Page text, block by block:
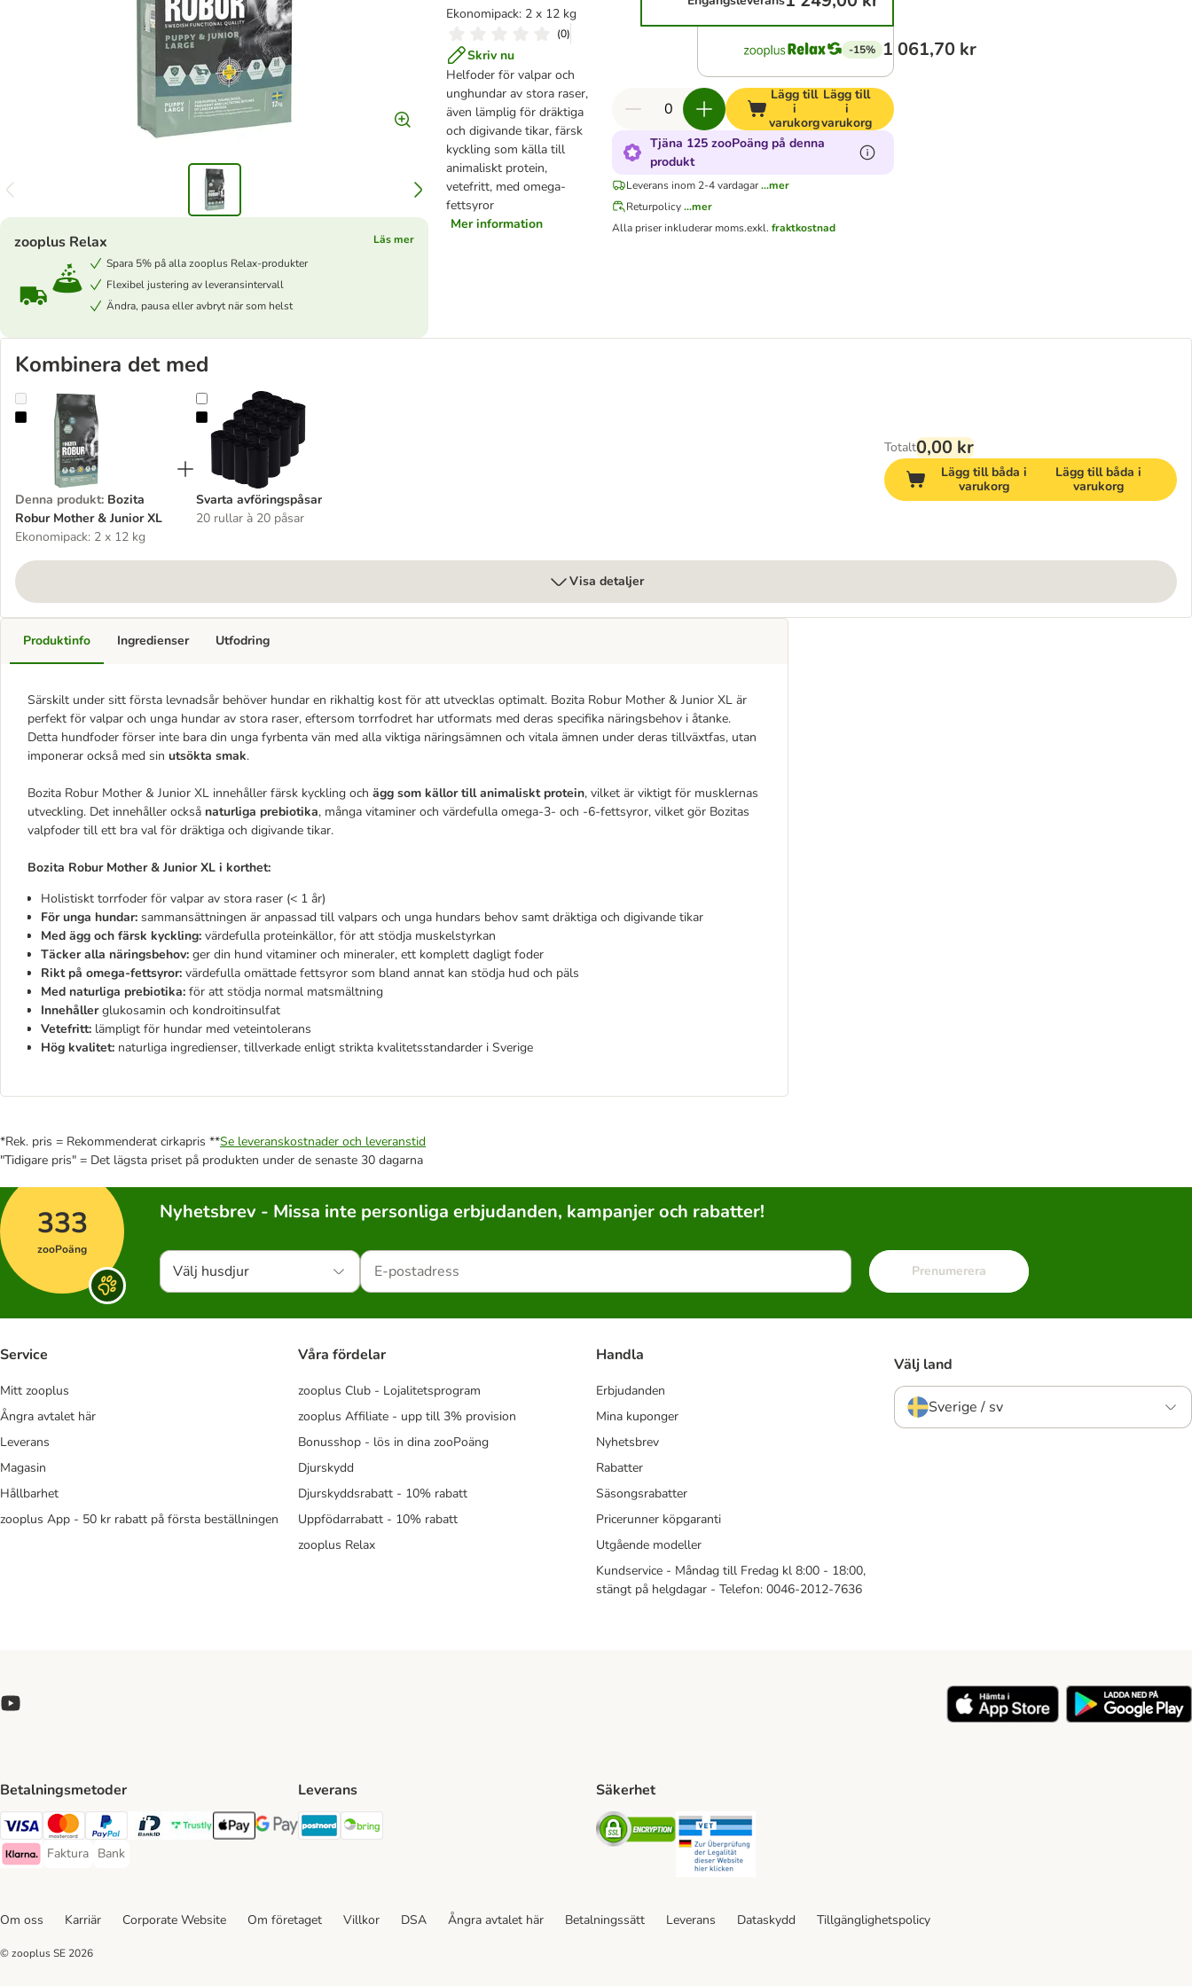
Ekonomipack: 2 x 12 kg
(0)
Skriv nu
Helfoder för valpar och
unghundar av stora raser,
även lämplig för dräktiga
och digivande tikar, färsk
kyckling som källa till
animaliskt protein,
vetefritt, med omega-
fettsyror
Mer information
zooplus Relax
Läs mer
Spara 5% på alla zooplus Relax-produkter
Flexibel justering av leveransintervall
Ändra, pausa eller avbryt när som helst
-15% 1 061,70 kr
Lägg till
i
varukorg
Lägg till
i
varukorg
Tjäna 125 zooPoäng på denna
produkt
Leverans inom 2-4 vardagar ...mer
Returpolicy ...mer
Alla priser inkluderar moms.exkl.fraktkostnad
Kombinera det med
Bozita Robur Mother & Junior XL
Denna produkt: Bozita
Robur Mother & Junior XL
Ekonomipack: 2 x 12 kg
Svarta avföringspåsar
Svarta avföringspåsar
20 rullar à 20 påsar
Totalt0,00 kr
Lägg till båda i
varukorg
Lägg till båda i
varukorg
Visa detaljer
Produktinfo
Särskilt under sitt första levnadsår behöver hundar en rikhaltig kost för att utvecklas optimalt. Bozita Robur Mother & Junior XL är
perfekt för valpar och unga hundar av stora raser, eftersom torrfodret har utformats med deras specifika näringsbehov i åtanke.
Detta hundfoder förser inte bara din unga fyrbenta vän med alla viktiga näringsämnen och vitala ämnen under deras tillväxtfas, utan
imponerar också med sin utsökta smak.
Bozita Robur Mother & Junior XL innehåller färsk kyckling och ägg som källor till animaliskt protein, vilket är viktigt för musklernas
utveckling. Det innehåller också naturliga prebiotika, många vitaminer och värdefulla omega-3- och -6-fettsyror, vilket gör Bozitas
valpfoder till ett bra val för dräktiga och digivande tikar.
Bozita Robur Mother & Junior XL i korthet:
Holistiskt torrfoder för valpar av stora raser (< 1 år)
För unga hundar: sammansättningen är anpassad till valpars och unga hundars behov samt dräktiga och digivande tikar
Med ägg och färsk kyckling: värdefulla proteinkällor, för att stödja muskelstyrkan
Täcker alla näringsbehov: ger din hund vitaminer och mineraler, ett komplett dagligt foder
Rikt på omega-fettsyror: värdefulla omättade fettsyror som bland annat kan stödja hud och päls
Med naturliga prebiotika: för att stödja normal matsmältning
Innehållerglukosamin och kondroitinsulfat
Vetefritt: lämpligt för hundar med veteintolerans
Hög kvalitet: naturliga ingredienser, tillverkade enligt strikta kvalitetsstandarder i Sverige
Ingredienser Utfodring
*Rek. pris = Rekommenderat cirkapris **Se leveranskostnader och leveranstid
"Tidigare pris" = Det lägsta priset på produkten under de senaste 30 dagarna
333
zooPoäng
Nyhetsbrev - Missa inte personliga erbjudanden, kampanjer och rabatter!
Välj husdjur Prenumerera
Service
Mitt zooplus
Ångra avtalet här
Leverans
Magasin
Hållbarhet
zooplus App - 50 kr rabatt på första beställningen
Våra fördelar
zooplus Club - Lojalitetsprogram
zooplus Affiliate - upp till 3% provision
Bonusshop - lös in dina zooPoäng
Djurskydd
Djurskyddsrabatt - 10% rabatt
Uppfödarrabatt - 10% rabatt
zooplus Relax
Handla
Erbjudanden
Mina kuponger
Nyhetsbrev
Rabatter
Säsongsrabatter
Pricerunner köpgaranti
Utgående modeller
Kundservice - Måndag till Fredag kl 8:00 - 18:00,
stängt på helgdagar - Telefon: 0046-2012-7636
Välj land
Sverige / sv
Betalningsmetoder
Visa Payment Method
Mastercard Payment Method
PayPal Payment Method
BankID Payment Method
Trustly Payment Method
Apple Pay Payment Method
Googple Pay Payment Method
Klarna Payment Method
Faktura
Faktura Payment Method
Bank
Bank Payment Method
Leverans
Postnord Shipping Method
Säkerhet
Security
Om oss Karriär Corporate Website Om företaget Villkor DSA Ångra avtalet här Betalningssätt Leverans Dataskydd Tillgänglighetspolicy
© zooplus SE 2026